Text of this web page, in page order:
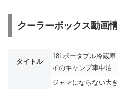
クーラーボックス動画
タイトル
18Lポータブル冷蔵
イのキャンプ車中泊
ジャマにならない大